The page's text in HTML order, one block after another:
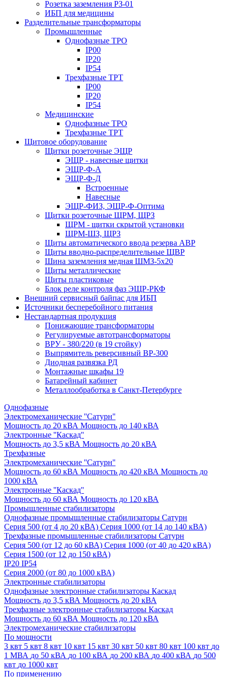
Розетка заземления РЗ-01
ИБП для медицины
Разделительные трансформаторы
Промышленные
Однофазные ТРО
IP00
IP20
IP54
Трехфазные ТРТ
IP00
IP20
IP54
Медицинские
Однофазные ТРО
Трехфазные ТРТ
Щитовое оборудование
Щитки розеточные ЭЩР
ЭЩР - навесные щитки
ЭЩР-Ф-А
ЭЩР-Ф-Д
Встроенные
Навесные
ЭЩР-ФИЗ, ЭЩР-Ф-Оптима
Щитки розеточные ЩРМ, ЩРЗ
ЩРМ - щитки скрытой установки
ЩРМ-ШЗ, ЩРЗ
Щиты автоматического ввода резерва АВР
Щиты вводно-распределительные ЩВР
Шина заземления медная ШМЗ-5х20
Щиты металлические
Щиты пластиковые
Блок реле контроля фаз ЭЩР-РКФ
Внешний сервисный байпас для ИБП
Источники бесперебойного питания
Нестандартная продукция
Понижающие трансформаторы
Регулируемые автотрансформаторы
ВРУ - 380/220 (в 19 стойку)
Выпрямитель реверсивный ВР-300
Диодная развязка РД
Монтажные шкафы 19
Батарейный кабинет
Металлообработка в Санкт-Петербурге
Однофазные
Электромеханические ''Сатурн''
Мощность до 20 кВА Мощность до 140 кВА
Электронные ''Каскад''
Мощность до 3,5 кВА Мощность до 20 кВА
Трехфазные
Электромеханические ''Сатурн''
Мощность до 60 кВА Мощность до 420 кВА Мощность до
1000 кВА
Электронные ''Каскад''
Мощность до 60 кВА Мощность до 120 кВА
Промышленные стабилизаторы
Однофазные промышленные стабилизаторы Сатурн
Серия 500 (от 4 до 20 кВА) Серия 1000 (от 14 до 140 кВА)
Трехфазные промышленные стабилизаторы Сатурн
Cерия 500 (от 12 до 60 кВА) Серия 1000 (от 40 до 420 кВА)
Серия 1500 (от 12 до 150 кВА)
IP20 IP54
Серия 2000 (от 80 до 1000 кВА)
Электронные стабилизаторы
Однофазные электронные стабилизаторы Каскад
Мощность до 3,5 кВА Мощность до 20 кВА
Трехфазные электронные стабилизаторы Каскад
Мощность до 60 кВА Мощность до 120 кВА
Электромеханические стабилизаторы
По мощности
3 квт 5 квт 8 квт 10 квт 15 квт 30 квт 50 квт 80 квт 100 квт до
1 МВА до 50 кВА до 100 кВА до 200 кВА до 400 кВА до 500
квт до 1000 квт
По применению